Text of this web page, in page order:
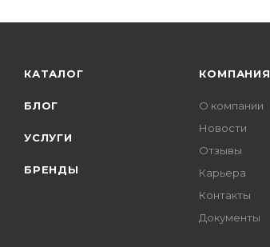
КАТАЛОГ
БЛОГ
УСЛУГИ
БРЕНДЫ
КОМПАНИЯ
О компании
Новости
Отзывы
Карьера
Контакты
Документы